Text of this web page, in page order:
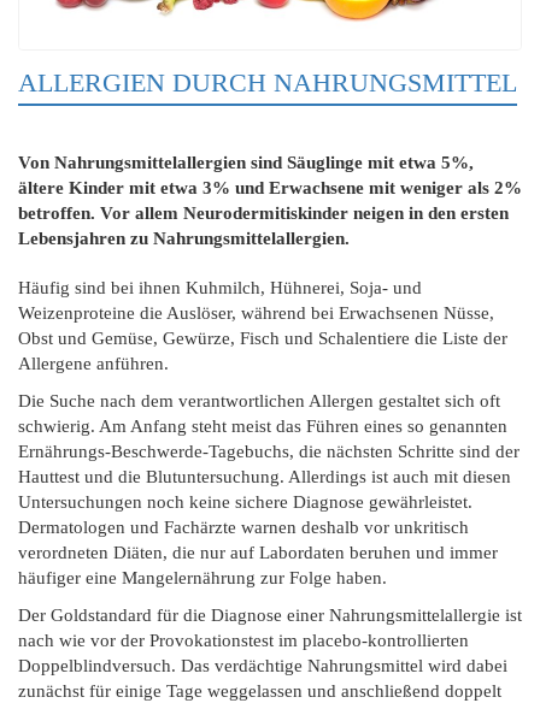
ALLERGIEN DURCH NAHRUNGSMITTEL
Von Nahrungsmittelallergien sind Säuglinge mit etwa 5%,
ältere Kinder mit etwa 3% und Erwachsene mit weniger als 2%
betroffen. Vor allem Neurodermitiskinder neigen in den ersten
Lebensjahren zu Nahrungsmittelallergien.
Häufig sind bei ihnen Kuhmilch, Hühnerei, Soja- und
Weizenproteine die Auslöser, während bei Erwachsenen Nüsse,
Obst und Gemüse, Gewürze, Fisch und Schalentiere die Liste der
Allergene anführen.
Die Suche nach dem verantwortlichen Allergen gestaltet sich oft
schwierig. Am Anfang steht meist das Führen eines so genannten
Ernährungs-Beschwerde-Tagebuchs, die nächsten Schritte sind der
Hauttest und die Blutuntersuchung. Allerdings ist auch mit diesen
Untersuchungen noch keine sichere Diagnose gewährleistet.
Dermatologen und Fachärzte warnen deshalb vor unkritisch
verordneten Diäten, die nur auf Labordaten beruhen und immer
häufiger eine Mangelernährung zur Folge haben.
Der Goldstandard für die Diagnose einer Nahrungsmittelallergie ist
nach wie vor der Provokationstest im placebo-kontrollierten
Doppelblindversuch. Das verdächtige Nahrungsmittel wird dabei
zunächst für einige Tage weggelassen und anschließend doppelt